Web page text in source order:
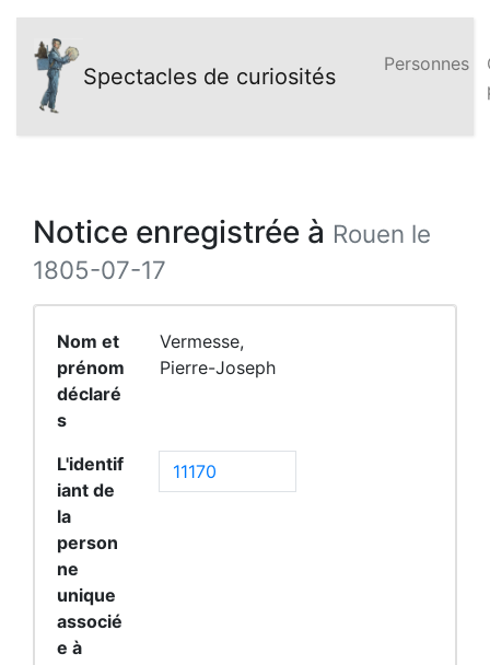
Spectacles de curiosités Personnes
Notice enregistrée à Rouen le
1805-07-17
Nom et
prénom
déclaré
s
Vermesse,
Pierre-Joseph
L'identif
iant de
la
person
ne
unique
associé
e à
11170